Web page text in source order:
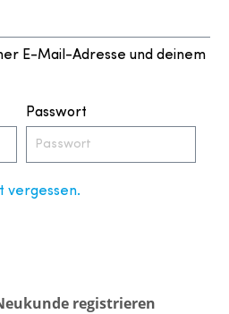
E-Mail-Adresse und deinem
Passwort
vergessen.
registrieren